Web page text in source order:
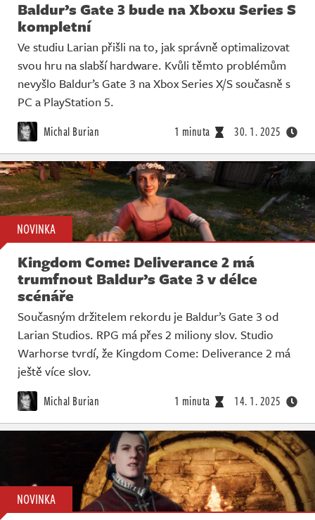
Baldur’s Gate 3 bude na Xboxu Series S
kompletní
Ve studiu Larian přišli na to, jak správně optimalizovat
svou hru na slabší hardware. Kvůli těmto problémům
nevyšlo Baldur’s Gate 3 na Xbox Series X/S současně s
PC a PlayStation 5.
Michal Burian 1 minuta 30. 1. 2025
NOVINKA
Kingdom Come: Deliverance 2 má
trumfnout Baldur’s Gate 3 v délce
scénáře
Současným držitelem rekordu je Baldur’s Gate 3 od
Larian Studios. RPG má přes 2 miliony slov. Studio
Warhorse tvrdí, že Kingdom Come: Deliverance 2 má
ještě více slov.
Michal Burian 1 minuta 14. 1. 2025
NOVINKA